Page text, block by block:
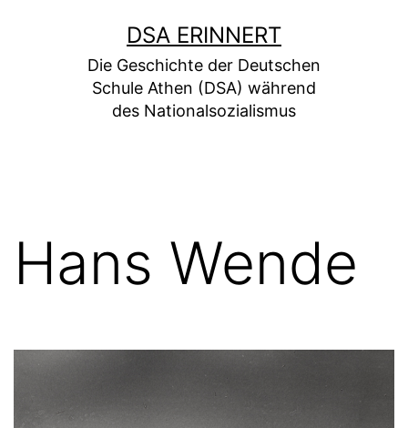
DSA ERINNERT
Die Geschichte der Deutschen
Schule Athen (DSA) während
des Nationalsozialismus
Hans Wende